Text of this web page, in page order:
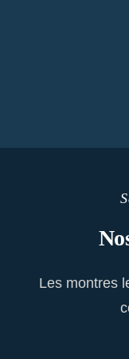
Les montres